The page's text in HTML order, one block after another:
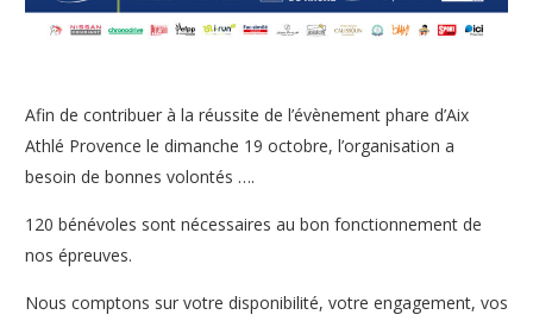
Afin de contribuer à la réussite de l’évènement phare d’Aix
Athlé Provence le dimanche 19 octobre, l’organisation a
besoin de bonnes volontés ….
120 bénévoles sont nécessaires au bon fonctionnement de
nos épreuves.
Nous comptons sur votre disponibilité, votre engagement, vos